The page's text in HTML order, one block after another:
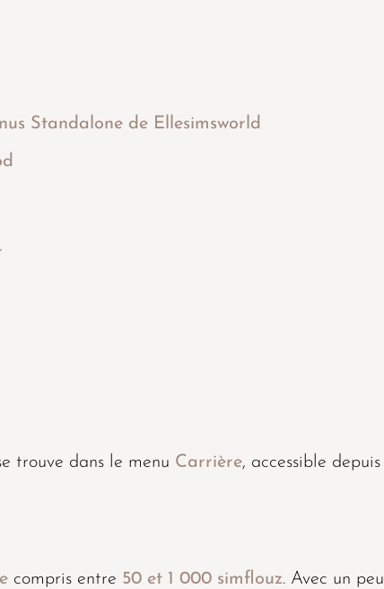
Standalone de Ellesimsworld
trouve dans le menu Carrière, accessible depuis
compris entre 50 et 1 000 simflouz. Avec un peu